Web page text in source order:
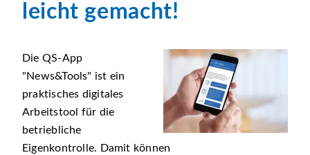
leicht gemacht!
Die QS-App
News&Tools
ist ein
praktisches digitales
Arbeitstool für die
betriebliche
Eigenkontrolle. Damit können